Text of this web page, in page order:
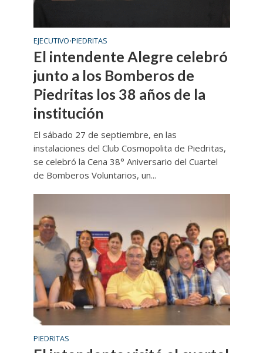
EJECUTIVO•PIEDRITAS
El intendente Alegre celebró
junto a los Bomberos de
Piedritas los 38 años de la
institución
El sábado 27 de septiembre, en las
instalaciones del Club Cosmopolita de Piedritas,
se celebró la Cena 38° Aniversario del Cuartel
de Bomberos Voluntarios, un...
PIEDRITAS